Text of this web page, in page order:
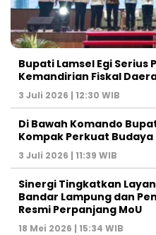
Bupati Lamsel Egi Serius
Kemandirian Fiskal
3 Juli 2026 | 12:30 WIB
Di Bawah Komando
Kompak Perkuat
3 Juli 2026 | 11:39 WIB
Sinergi Tingkatkan
Bandar Lampung dan
Resmi Perpanjang MoU
18 Mei 2026 | 15:34 WIB